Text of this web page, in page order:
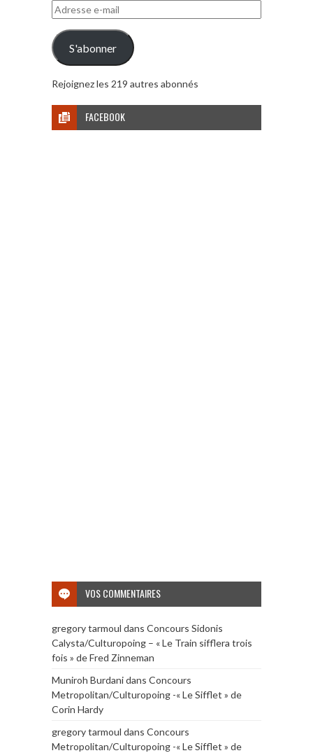
Adresse
e-
mail
S'abonner
Rejoignez les 219 autres abonnés
FACEBOOK
VOS COMMENTAIRES
gregory tarmoul dans Concours Sidonis
Calysta/Culturopoing – « Le Train sifflera trois
fois » de Fred Zinneman
Muniroh Burdanidans Concours
Metropolitan/Culturopoing -« Le Sifflet » de
Corin Hardy
gregory tarmoul dans Concours
Metropolitan/Culturopoing -« Le Sifflet » de